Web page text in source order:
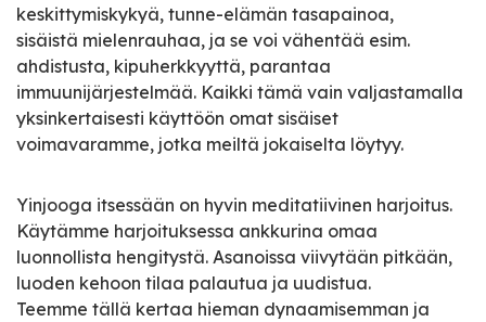
keskittymiskykyä, tunne-elämän tasapainoa,
sisäistä mielenrauhaa, ja se voi vähentää esim.
ahdistusta, kipuherkkyyttä, parantaa
immuunijärjestelmää. Kaikki tämä vain valjastamalla
yksinkertaisesti käyttöön omat sisäiset
voimavaramme, jotka meiltä jokaiselta löytyy.
Yinjooga itsessään on hyvin meditatiivinen harjoitus.
Käytämme harjoituksessa ankkurina omaa
luonnollista hengitystä. Asanoissa viivytään pitkään,
luoden kehoon tilaa palautua ja uudistua.
Teemme tällä kertaa hieman dynaamisemman ja